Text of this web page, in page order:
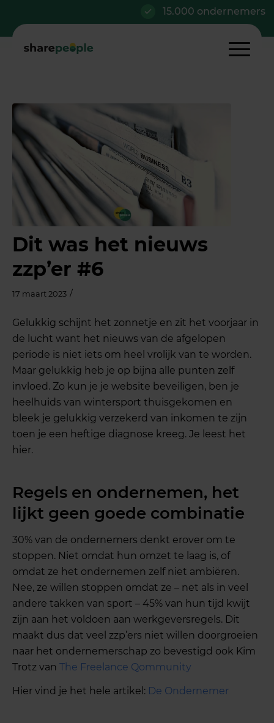
15.000 ondernemers
Dit was het nieuws
zzp’er #6
17 maart 2023 /
Gelukkig schijnt het zonnetje en zit het voorjaar in
de lucht want het nieuws van de afgelopen
periode is niet iets om heel vrolijk van te worden.
Maar gelukkig heb je op bijna alle punten zelf
invloed. Zo kun je je website beveiligen, ben je
heelhuids van wintersport thuisgekomen en
bleek je gelukkig verzekerd van inkomen te zijn
toen je een heftige diagnose kreeg. Je leest het
hier.
Regels en ondernemen, het
lijkt geen goede combinatie
30% van de ondernemers denkt erover om te
stoppen. Niet omdat hun omzet te laag is, of
omdat ze het ondernemen zelf niet ambiëren.
Nee, ze willen stoppen omdat ze – net als in veel
andere takken van sport – 45% van hun tijd kwijt
zijn aan het voldoen aan werkgeversregels. Dit
maakt dus dat veel zzp’ers niet willen doorgroeien
naar het ondernemerschap zo bevestigd ook Kim
Trotz vanThe Freelance Qommunity
Hier vind je het hele artikel: De Ondernemer